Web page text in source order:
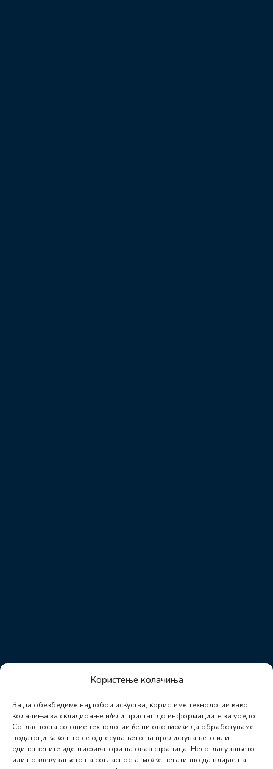
Користење колачиња
За да обезбедиме најдобри искуства, користиме технологии како
колачиња за складирање и/или пристап до информациите за уредот.
Согласноста со овие технологии ќе ни овозможи да обработуваме
податоци како што се однесувањето на прелистувањето или
единствените идентификатори на оваа страница. Несогласувањето
или повлекувањето на согласноста, може негативно да влијае на